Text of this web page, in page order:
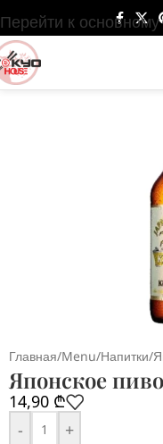
Перейти к
Главная/Menu/Напитки/
Японское
14,90 ₾
-
+